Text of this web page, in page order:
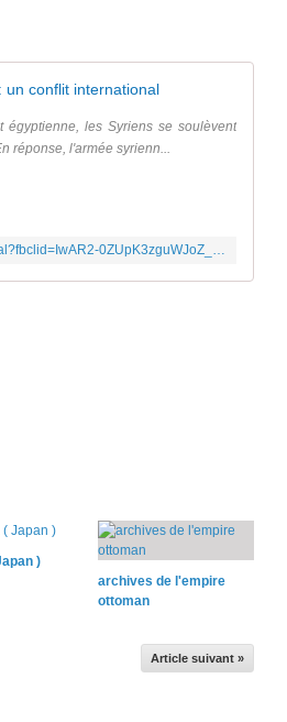
un conflit international
les Syriens se soulèvent
réponse, l'armée syrienn...
https://www.lumni.fr/video/guerre-en-syrie-un-conflit-international?fbclid=IwAR2-0ZUpK3zguWJoZ_EknOqWf4mdyImRaizKK6sjCFyux0DzgrOtLLcUxGo
)
archives de l'empire
ottoman
Article suivant »